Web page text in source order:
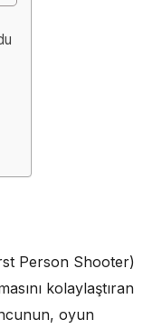
Person Shooter)
kolaylaştıran
oyun